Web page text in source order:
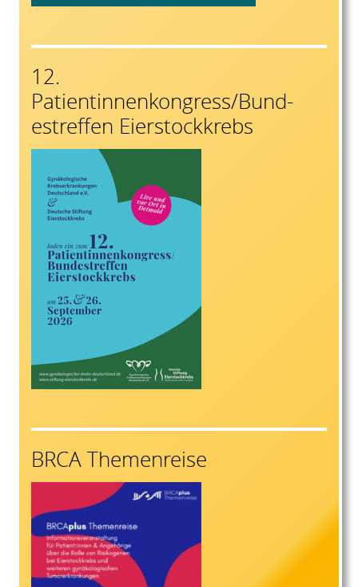
12.
Patientinnenkongress/Bund-
estreffen Eierstockkrebs
BRCA Themenreise